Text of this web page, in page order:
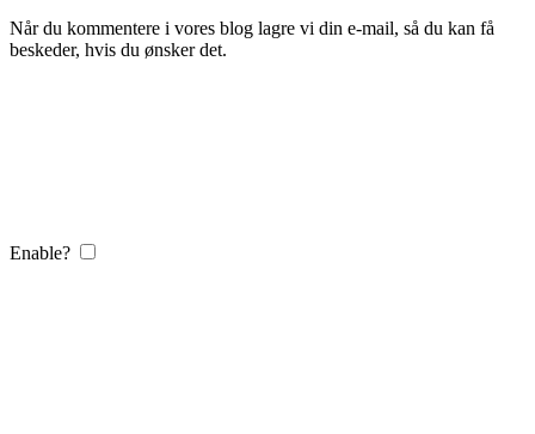
Når du kommentere i vores blog lagre vi din e-mail, så du kan få
beskeder, hvis du ønsker det.
Enable?